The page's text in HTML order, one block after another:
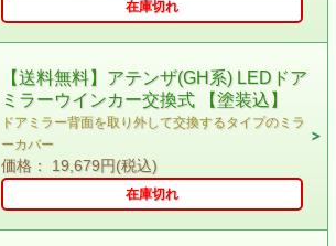
在庫切れ
【送料無料】アテンザ(GH系) LEDドア
ミラーウインカー交換式 【塗装込】
ドアミラー背面を取り外して交換するタイプのミラ
ーカバー
価格： 19,679円(税込)
在庫切れ